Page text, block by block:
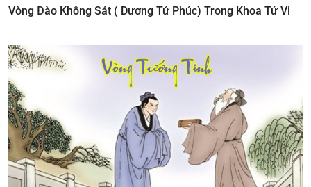
Vòng Đào Không Sát ( Dương Tử Phúc) Trong Khoa Tử Vi